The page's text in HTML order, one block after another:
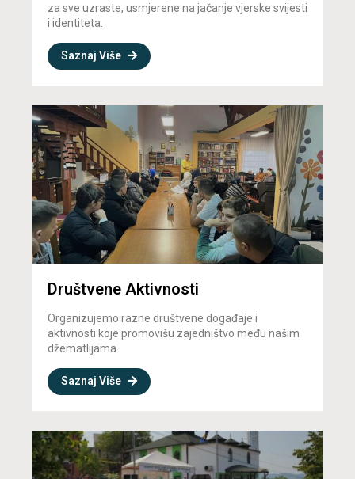
za sve uzraste, usmjerene na jačanje vjerske svijesti
i identiteta.
Saznaj Više
Društvene Aktivnosti
Organizujemo razne društvene događaje i
aktivnosti koje promovišu zajedništvo među našim
džematlijama.
Saznaj Više